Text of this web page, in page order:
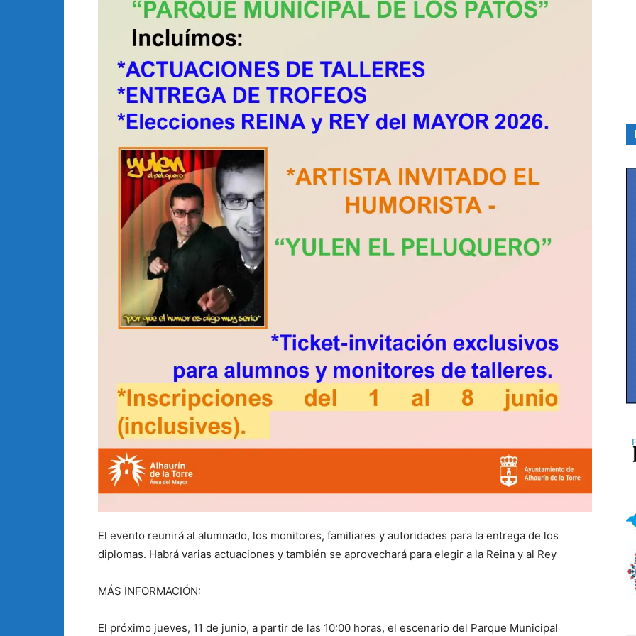
El evento reunirá al alumnado, los monitores, familiares y autoridades para la entrega de los
diplomas. Habrá varias actuaciones y también se aprovechará para elegir a la Reina y al Rey
MÁS INFORMACIÓN:
El próximo jueves, 11 de junio, a partir de las 10:00 horas, el escenario del Parque Municipal